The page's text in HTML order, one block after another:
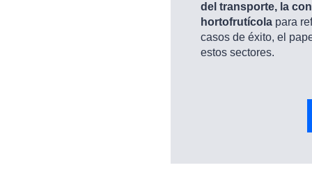
del transporte, la
hortofrutícola para
casos de éxito, el
estos sectores.